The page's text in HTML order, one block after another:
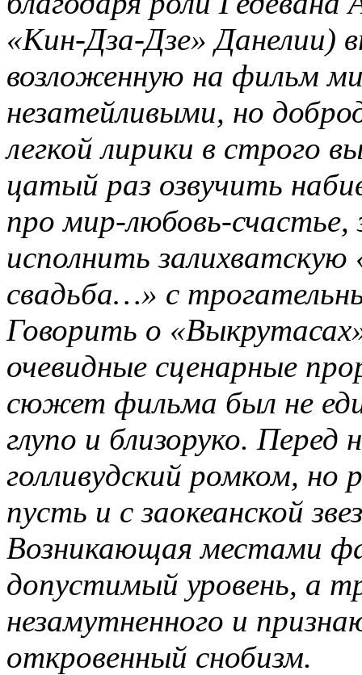
«Кин-Дза-Дзе» Данелии)
возложенную на фильм
незатейливыми, но
легкой лирики в строго
цатый раз озвучить
про мир-любовь-
исполнить
свадьба…» с
Говорить о
очевидные сценарные
сюжет фильма был не
глупо и близоруко. Перед
голливудский ромком, но
пусть и с заокеанской
Возникающая местами
допустимый уровень, а
незамутненного и
откровенный снобизм.